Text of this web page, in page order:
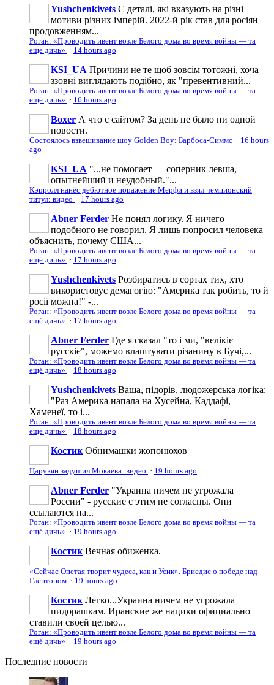
Yushchenkivets Є деталі, які вказують на різні
мотиви різних імперій. 2022-й рік став для росіян
продовженням...
Роган: «Проводить ивент возле Белого дома во время войны — та
ещё дичь» · 14 hours ago
KSI_UA Причини не те щоб зовсім тотожні, хоча
ззовні виглядають подібно, як "превентивний...
Роган: «Проводить ивент возле Белого дома во время войны — та
ещё дичь» · 16 hours ago
Boxer А что с сайтом? За день не было ни одной
новости.
Состоялось взвешивание шоу Golden Boy: Барбоса-Симмс · 16 hours
ago
KSI_UA "...не помогает — соперник левша,
опытнейший и неудобный."...
Кэрролл нанёс дебютное поражение Мёрфи и взял чемпионский
титул: видео · 17 hours ago
Abner Ferder Не понял логику. Я ничего
подобного не говорил. Я лишь попросил человека
объяснить, почему США...
Роган: «Проводить ивент возле Белого дома во время войны — та
ещё дичь» · 17 hours ago
Yushchenkivets Розбиратись в сортах тих, хто
використовує демагогію: "Америка так робить, то й
росії можна!" -...
Роган: «Проводить ивент возле Белого дома во время войны — та
ещё дичь» · 17 hours ago
Abner Ferder Где я сказал "то і ми, "вєлікіє
русскіє", можемо влаштувати різанину в Бучі,...
Роган: «Проводить ивент возле Белого дома во время войны — та
ещё дичь» · 18 hours ago
Yushchenkivets Ваша, підорів, людожерська логіка:
"Раз Америка напала на Хусейна, Каддафі,
Хаменеї, то і...
Роган: «Проводить ивент возле Белого дома во время войны — та
ещё дичь» · 18 hours ago
Костик Обнимашки жопонюхов
Царукян задушил Мокаева: видео · 19 hours ago
Abner Ferder "Украина ничем не угрожала
России" - русские с этим не согласны. Они
ссылаются на...
Роган: «Проводить ивент возле Белого дома во время войны — та
ещё дичь» · 19 hours ago
Костик Вечная обиженка.
«Сейчас Опетая творит чудеса, как и Усик». Бриедис о победе над
Глентоном · 19 hours ago
Костик Легко...Украина ничем не угрожала
пидорашкам. Иранские же нацики официально
ставили своей целью...
Роган: «Проводить ивент возле Белого дома во время войны — та
ещё дичь» · 19 hours ago
Последние новости